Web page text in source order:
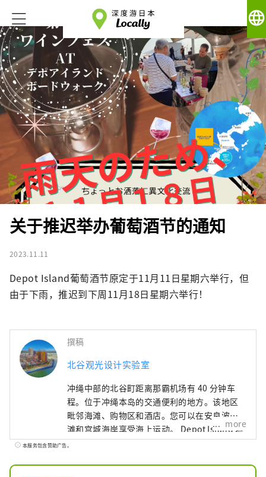
language
关于推迟举办葡萄酒节的通知
2023.11.11
Depot Island葡萄酒节原定于11月11日星期六举行，但
由于下雨，推迟到下周11月18日星期六举行！
撰稿
北谷观光设计实验室
冲绳中部的北谷町距离那霸机场有 40 分钟车
程。位于冲绳本岛的交通便利的地方。该地区
毗邻海滩、购物区和酒店。您可以在安良波海
滩和宫城海岸享受海上运动。 Depot Island 地
区到处都是色彩缤纷的建筑和适合拍照的景
more
本服务包含赞助广告。